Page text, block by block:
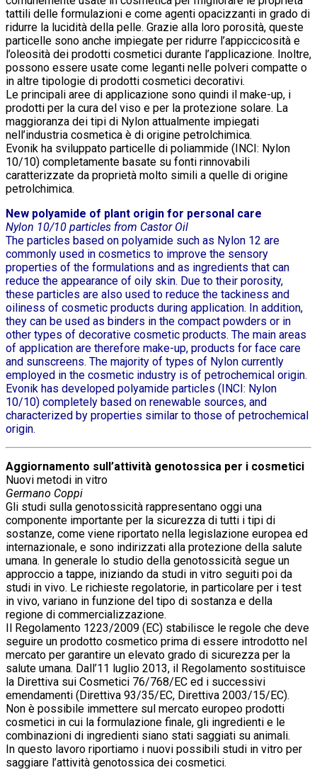
tattili delle formulazioni e come agenti opacizzanti in grado di
ridurre la lucidità della pelle. Grazie alla loro porosità, queste
particelle sono anche impiegate per ridurre l’appiccicosità e
l’oleosità dei prodotti cosmetici durante l’applicazione. Inoltre,
possono essere usate come leganti nelle polveri compatte o
in altre tipologie di prodotti cosmetici decorativi.
Le principali aree di applicazione sono quindi il make-up, i
prodotti per la cura del viso e per la protezione solare. La
maggioranza dei tipi di Nylon attualmente impiegati
nell’industria cosmetica è di origine petrolchimica.
Evonik ha sviluppato particelle di poliammide (INCI: Nylon
10/10) completamente basate su fonti rinnovabili
caratterizzate da proprietà molto simili a quelle di origine
petrolchimica.
New polyamide of plant origin for personal care
Nylon 10/10 particles from Castor Oil
The particles based on polyamide such as Nylon 12 are
commonly used in cosmetics to improve the sensory
properties of the formulations and as ingredients that can
reduce the appearance of oily skin. Due to their porosity,
these particles are also used to reduce the tackiness and
oiliness of cosmetic products during application. In addition,
they can be used as binders in the compact powders or in
other types of decorative cosmetic products. The main areas
of application are therefore make-up, products for face care
and sunscreens. The majority of types of Nylon currently
employed in the cosmetic industry is of petrochemical origin.
Evonik has developed polyamide particles (INCI: Nylon
10/10) completely based on renewable sources, and
characterized by properties similar to those of petrochemical
origin.
Aggiornamento sull’attività genotossica per i cosmetici
Nuovi metodi in vitro
Germano Coppi
Gli studi sulla genotossicità rappresentano oggi una
componente importante per la sicurezza di tutti i tipi di
sostanze, come viene riportato nella legislazione europea ed
internazionale, e sono indirizzati alla protezione della salute
umana. In generale lo studio della genotossicità segue un
approccio a tappe, iniziando da studi in vitro seguiti poi da
studi in vivo. Le richieste regolatorie, in particolare per i test
in vivo, variano in funzione del tipo di sostanza e della
regione di commercializzazione.
Il Regolamento 1223/2009 (EC) stabilisce le regole che deve
seguire un prodotto cosmetico prima di essere introdotto nel
mercato per garantire un elevato grado di sicurezza per la
salute umana. Dall’11 luglio 2013, il Regolamento sostituisce
la Direttiva sui Cosmetici 76/768/EC ed i successivi
emendamenti (Direttiva 93/35/EC, Direttiva 2003/15/EC).
Non è possibile immettere sul mercato europeo prodotti
cosmetici in cui la formulazione finale, gli ingredienti e le
combinazioni di ingredienti siano stati saggiati su animali.
In questo lavoro riportiamo i nuovi possibili studi in vitro per
saggiare l’attività genotossica dei cosmetici.